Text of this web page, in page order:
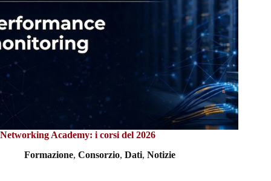
Networking Academy: i corsi del 2026
Formazione, Consorzio, Dati, Notizie